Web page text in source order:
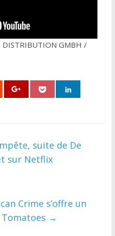
GMBH /
suite de De
sur Netflix
Crime s’offre un
→